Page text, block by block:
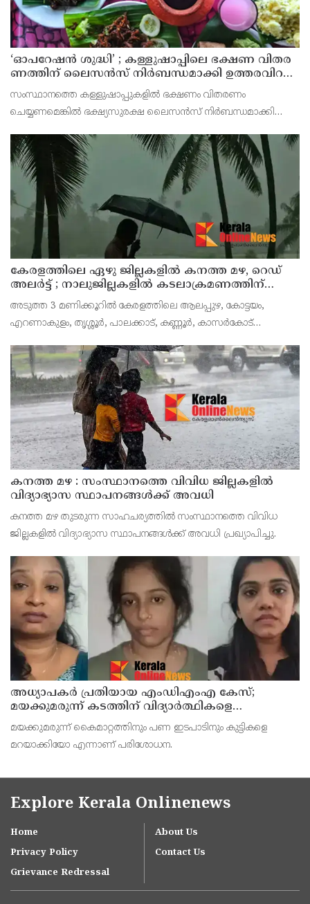
‘ഓ​പ​റേ​ഷ​ൻ ശു​ദ്ധി’ ; ക​ള്ളു​ഷാ​പ്പി​ലെ ഭ​ക്ഷ​ണ വി​ത​ര​
ണ​ത്തി​ന് ലൈ​സ​ൻ​സ് നി​ർ​ബ​ന്ധ​മാ​ക്കി ഉ​ത്ത​ര​വി​റ​
സംസ്ഥാനത്തെ കള്ളുഷാപ്പുകളിൽ ഭക്ഷണം വിതരണം
ചെയ്യണമെങ്കിൽ ഭക്ഷ്യസുരക്ഷ ലൈസൻസ് നിർബന്ധമാക്കി
പരിശോധന നടത്താനും ലൈസൻസില്ലാതെ ഭക്ഷണം വിതരണം
ചെയ്യുന്ന സ്ഥാപനങ്
കേരളത്തിലെ ഏഴു ജില്ലകളിൽ കനത്ത മഴ, റെഡ്
അലർട്ട് ; നാലുജില്ലകളിൽ കടലാക്രമണത്തിന്
സാധ്യത
അടുത്ത 3 മണിക്കൂറിൽ കേരളത്തിലെ ആലപ്പുഴ, കോട്ടയം,
എറണാകുളം, തൃശ്ശൂർ, പാലക്കാട്, കണ്ണൂർ, കാസർകോട്
ശക്തമായ മഴയ്ക്കും മണിക്കൂറിൽ 50 കി.മീ വ
കനത്ത മഴ : സംസ്ഥാനത്തെ വിവിധ ജില്ലകളിൽ
വിദ്യാഭ്യാസ സ്ഥാപനങ്ങൾക്ക് അവധി
കനത്ത മഴ തുടരുന്ന സാഹചര്യത്തിൽ സംസ്ഥാനത്തെ വിവിധ
ജില്ലകളിൽ വിദ്യാഭ്യാസ സ്ഥാപനങ്ങൾക്ക് അവധി പ്രഖ്യാപിച്ചു.
അധ്യാപകര്‍ പ്രതിയായ എംഡിഎംഎ കേസ്;
മയക്കുമരുന്ന് കടത്തിന് വിദ്യാര്‍ത്ഥികളെ
ഉപയോഗിച്ചോ എന്ന് സംശയം
മയക്കുമരുന്ന് കൈമാറ്റത്തിനും പണ ഇടപാടിനും കുട്ടികളെ
മറയാക്കിയോ എന്നാണ് പരിശോധന.
Explore Kerala Onlinenews
Home
About Us
Privacy Policy
Contact Us
Grievance Redressal